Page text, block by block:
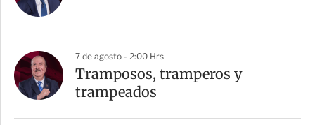
7 de agosto - 2:00 Hrs
Tramposos, tramperos y
trampeados